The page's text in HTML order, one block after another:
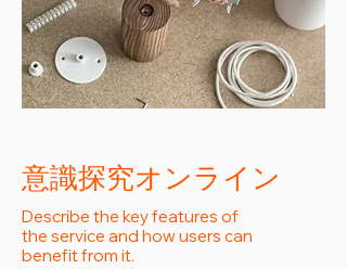
意識探究オンライン
Describe the key features of
the service and how users can
benefit from it.